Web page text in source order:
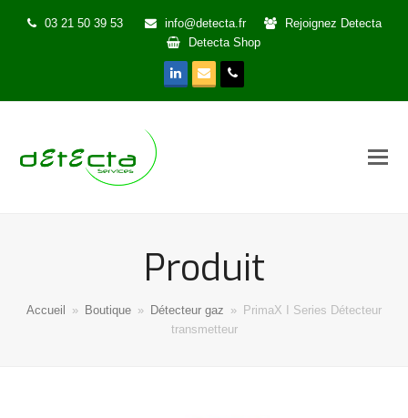
03 21 50 39 53 info@detecta.fr
Rejoignez Detecta
Detecta Shop
LinkedIn
EmailPhone
Produit
Accueil » Boutique » Détecteur gaz » PrimaX I Series Détecteur
transmetteur